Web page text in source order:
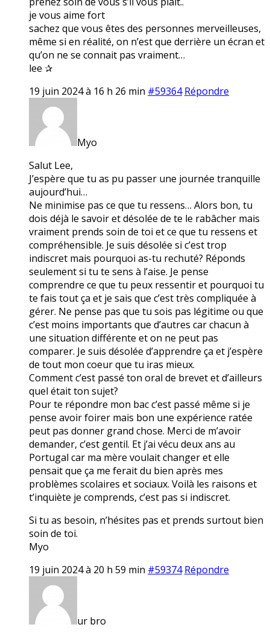
je vous aime fort
sachez que vous êtes des personnes merveilleuses,
même si en réalité, on n’est que derrière un écran et
qu’on ne se connait pas vraiment…
lee ✰
19 juin 2024 à 16 h 26 min #59364 Répondre
Myo
Salut Lee,
J’espère que tu as pu passer une journée tranquille
aujourd’hui…
Ne minimise pas ce que tu ressens… Alors bon, tu
dois déjà le savoir et désolée de te le rabâcher mais
vraiment prends soin de toi et ce que tu ressens et
compréhensible. Je suis désolée si c’est trop
indiscret mais pourquoi as-tu rechuté? Réponds
seulement si tu te sens à l’aise. Je pense
comprendre ce que tu peux ressentir et pourquoi tu
te fais tout ça et je sais que c’est très compliquée à
gérer. Ne pense pas que tu sois pas légitime ou que
c’est moins importants que d’autres car chacun à
une situation différente et on ne peut pas
comparer. Je suis désolée d’apprendre ça et j’espère
de tout mon coeur que tu iras mieux.
Comment c’est passé ton oral de brevet et d’ailleurs
quel était ton sujet?
Pour te répondre mon bac c’est passé même si je
pense avoir foirer mais bon une expérience ratée
peut pas donner grand chose. Merci de m’avoir
demander, c’est gentil. Et j’ai vécu deux ans au
Portugal car ma mère voulait changer et elle
pensait que ça me ferait du bien après mes
problèmes scolaires et sociaux. Voilà les raisons et
t’inquiète je comprends, c’est pas si indiscret.
Si tu as besoin, n’hésites pas et prends surtout bien
soin de toi.
Myo
19 juin 2024 à 20 h 59 min #59374 Répondre
ur bro